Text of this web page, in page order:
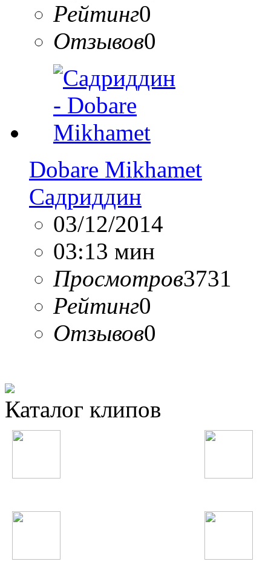
Рейтинг0
Отзывов0
Dobare Mikhamet
Садриддин
03/12/2014
03:13 мин
Просмотров3731
Рейтинг0
Отзывов0
Каталог клипов